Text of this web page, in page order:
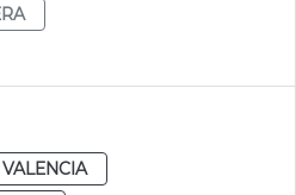
VALENCIA